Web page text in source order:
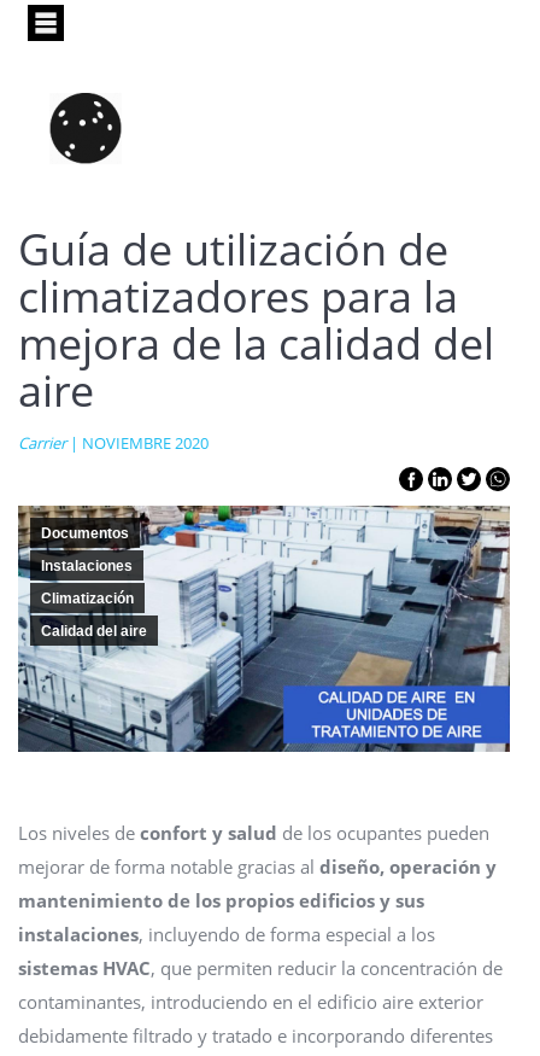
Pasar
principal
Guía de utilización de
climatizadores para la
mejora de la calidad del
aire
Carrier| NOVIEMBRE 2020
Documentos
Instalaciones
Climatización
Calidad del aire
Los niveles de confort y salud de los ocupantes pueden
mejorar de forma notable gracias al diseño, operación y
mantenimiento de los propios edificios y sus
instalaciones, incluyendo de forma especial a los
sistemas HVAC, que permiten reducir la concentración de
contaminantes, introduciendo en el edificio aire exterior
debidamente filtrado y tratado e incorporando diferentes